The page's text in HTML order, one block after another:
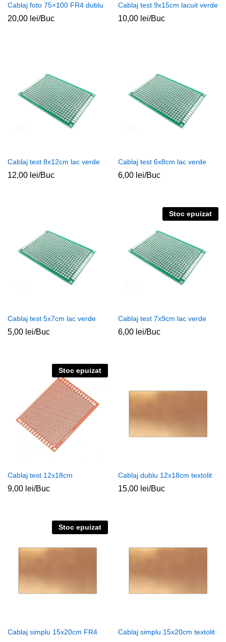
Cablaj foto 75×100 FR4 dublu
20,00 lei/Buc
Cablaj test 9x15cm lacuit verde
10,00 lei/Buc
Cablaj test 8x12cm lac verde
12,00 lei/Buc
Cablaj test 6x8cm lac verde
6,00 lei/Buc
Cablaj test 5x7cm lac verde
5,00 lei/Buc
Stoc epuizat
Cablaj test 7x9cm lac verde
6,00 lei/Buc
Stoc epuizat
Cablaj test 12x18cm
9,00 lei/Buc
Cablaj dublu 12x18cm textolit
15,00 lei/Buc
Stoc epuizat
Cablaj simplu 15x20cm FR4 Cablaj simplu 15x20cm textolit